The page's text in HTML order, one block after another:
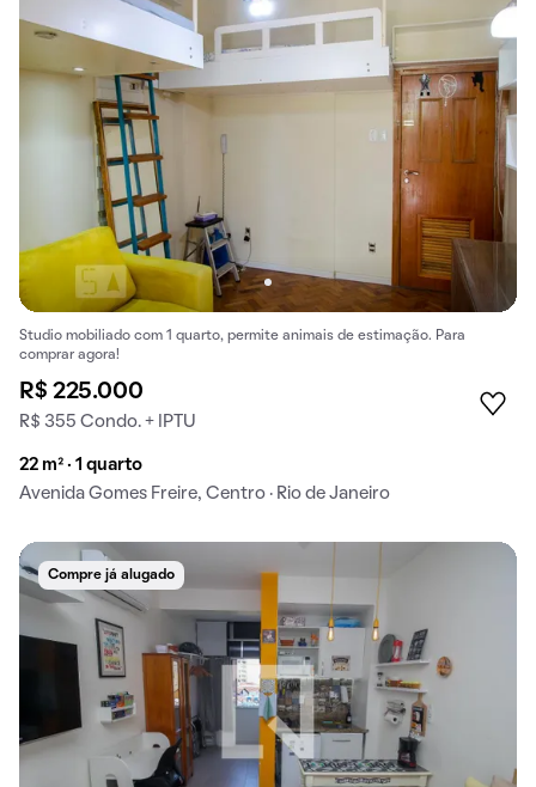
Studio mobiliado com 1 quarto, permite animais de estimação. Para
comprar agora!
R$ 225.000
R$ 355 Condo. + IPTU
22 m² · 1 quarto
Avenida Gomes Freire, Centro · Rio de Janeiro
Compre já alugado